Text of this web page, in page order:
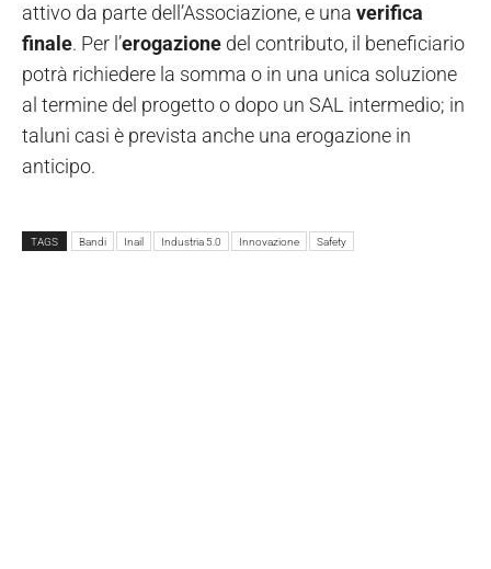
attivo da parte dell’Associazione, e una verifica
finale. Per l’erogazione del contributo, il beneficiario
potrà richiedere la somma o in una unica soluzione
al termine del progetto o dopo un SAL intermedio; in
taluni casi è prevista anche una erogazione in
anticipo.
TAGS Bandi Inail Industria 5.0 Innovazione Safety